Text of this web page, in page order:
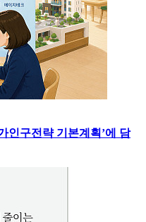
인구전략 기본계획’에 담